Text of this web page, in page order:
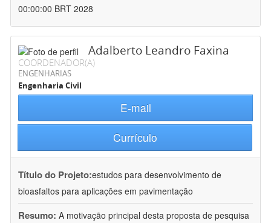
00:00:00 BRT 2028
Adalberto Leandro Faxina
COORDENADOR(A)
ENGENHARIAS
Engenharia Civil
E-mail
Currículo
Título do Projeto:estudos para desenvolvimento de
bioasfaltos para aplicações em pavimentação
Resumo: A motivação principal desta proposta de pesquisa